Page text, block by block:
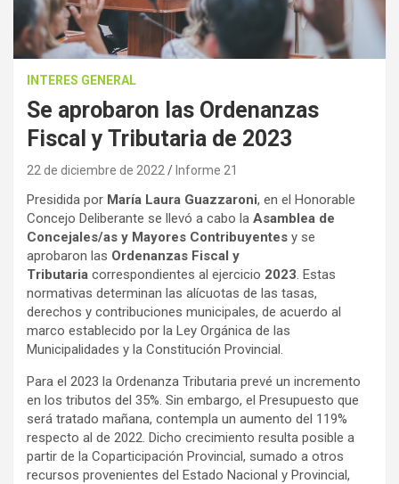
INTERES GENERAL
Se aprobaron las Ordenanzas
Fiscal y Tributaria de 2023
22 de diciembre de 2022 Informe 21
Presidida por María Laura Guazzaroni, en el Honorable
Concejo Deliberante se llevó a cabo la Asamblea de
Concejales/as y Mayores Contribuyentes y se
aprobaron las Ordenanzas Fiscal y
Tributaria correspondientes al ejercicio 2023. Estas
normativas determinan las alícuotas de las tasas,
derechos y contribuciones municipales, de acuerdo al
marco establecido por la Ley Orgánica de las
Municipalidades y la Constitución Provincial.
Para el 2023 la Ordenanza Tributaria prevé un incremento
en los tributos del 35%. Sin embargo, el Presupuesto que
será tratado mañana, contempla un aumento del 119%
respecto al de 2022. Dicho crecimiento resulta posible a
partir de la Coparticipación Provincial, sumado a otros
recursos provenientes del Estado Nacional y Provincial,